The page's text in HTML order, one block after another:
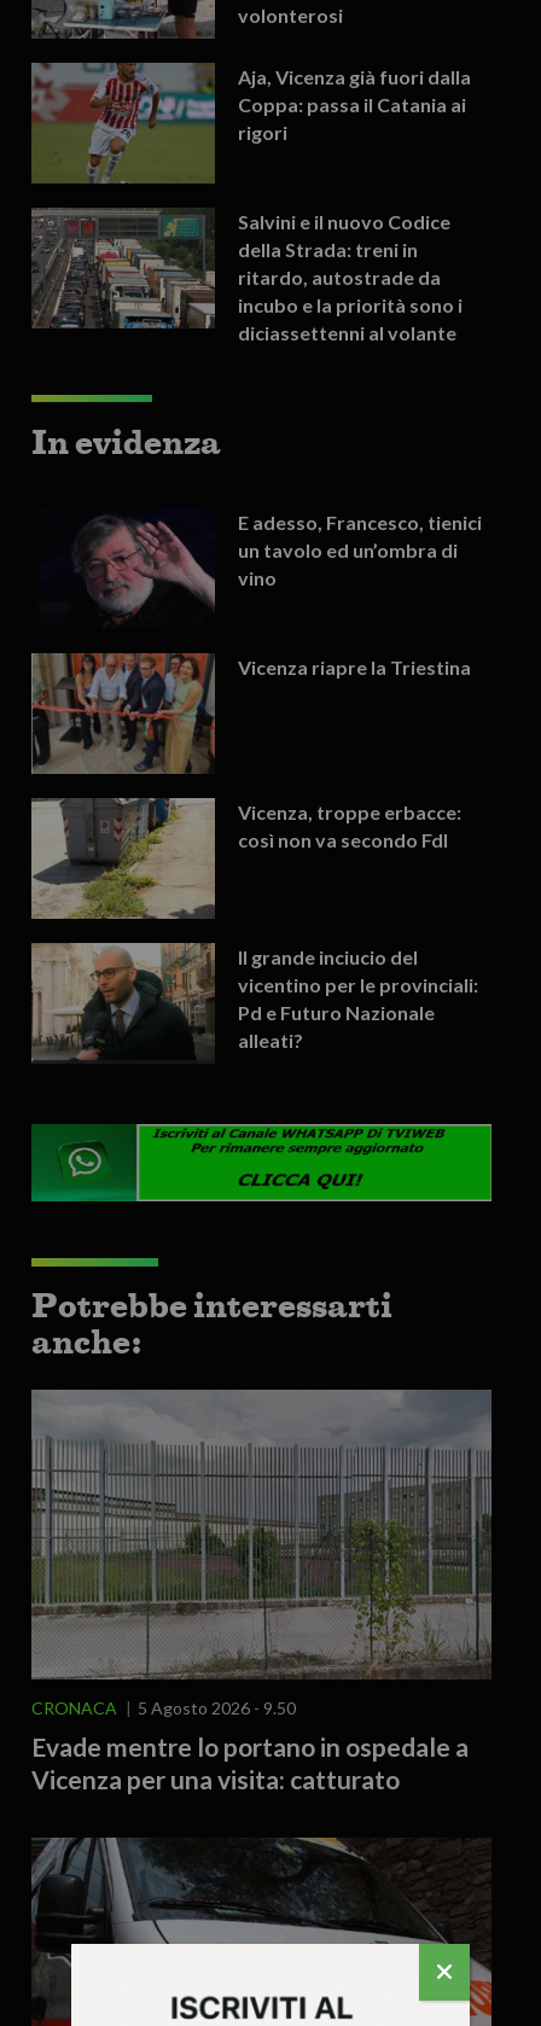
volonterosi
Aja, Vicenza già fuori dalla
Coppa: passa il Catania ai
rigori
Salvini e il nuovo Codice
della Strada: treni in
ritardo, autostrade da
incubo e la priorità sono i
diciassettenni al volante
In evidenza
E adesso, Francesco, tienici
un tavolo ed un’ombra di
vino
Vicenza riapre la Triestina
Vicenza, troppe erbacce:
così non va secondo FdI
Il grande inciucio del
vicentino per le provinciali:
Pd e Futuro Nazionale
alleati?
Potrebbe interessarti
anche:
CRONACA 5 Agosto 2026 - 9.50
Evade mentre lo portano in ospedale a
Vicenza per una visita: catturato